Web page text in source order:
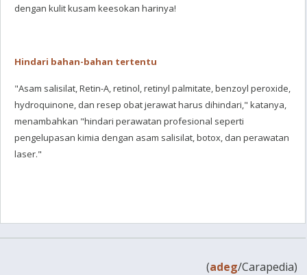
dengan kulit kusam keesokan harinya!
Hindari bahan-bahan tertentu
"Asam salisilat, Retin-A, retinol, retinyl palmitate, benzoyl peroxide,
hydroquinone, dan resep obat jerawat harus dihindari," katanya,
menambahkan "hindari perawatan profesional seperti
pengelupasan kimia dengan asam salisilat, botox, dan perawatan
laser."
(adeg/Carapedia)